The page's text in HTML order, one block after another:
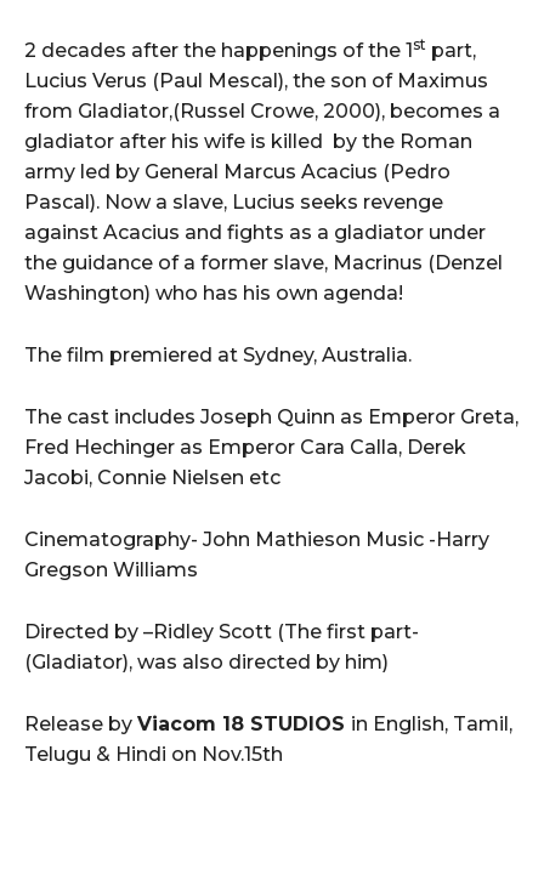
2 decades after the happenings of the 1 st part,
Lucius Verus (Paul Mescal), the son of Maximus
from Gladiator,(Russel Crowe, 2000), becomes a
gladiator after his wife is killed by the Roman
army led by General Marcus Acacius (Pedro
Pascal). Now a slave, Lucius seeks revenge
against Acacius and fights as a gladiator under
the guidance of a former slave, Macrinus (Denzel
Washington) who has his own agenda!
The film premiered at Sydney, Australia.
The cast includes Joseph Quinn as Emperor Greta,
Fred Hechinger as Emperor Cara Calla, Derek
Jacobi, Connie Nielsen etc
Cinematography- John Mathieson Music -Harry
Gregson Williams
Directed by –Ridley Scott (The first part-
(Gladiator), was also directed by him)
Release by Viacom 18 STUDIOS in English, Tamil,
Telugu & Hindi on Nov.15th